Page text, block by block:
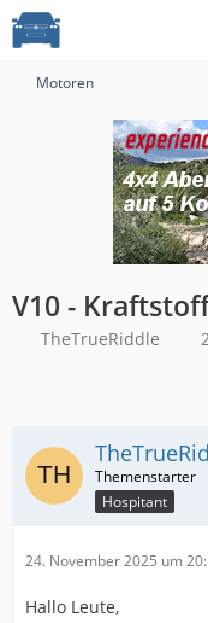
Motoren
V10 -
TheTrueRiddle
Hospitant
24. November 2025 um
Hallo Leute,